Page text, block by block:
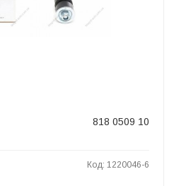
818 0509 10
Код: 1220046-6